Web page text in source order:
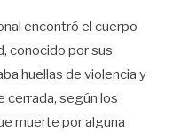
encontró el cuerpo
conocido por sus
huellas de violencia y
cerrada, según los
muerte por alguna